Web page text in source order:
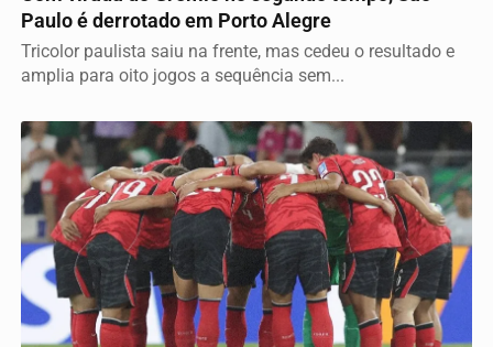
Paulo é derrotado em Porto Alegre
Tricolor paulista saiu na frente, mas cedeu o resultado e
amplia para oito jogos a sequência sem...